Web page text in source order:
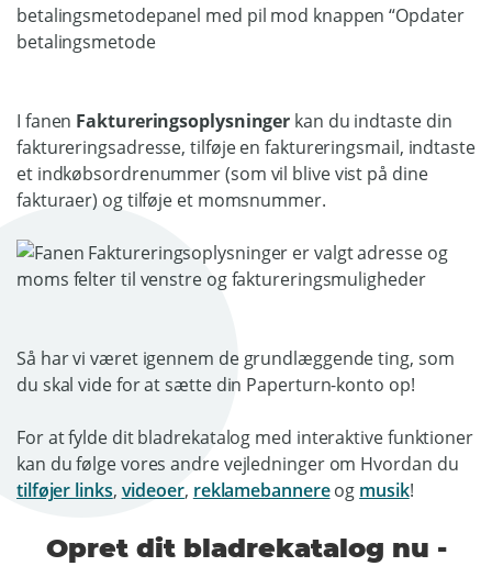
I fanen Faktureringsoplysninger kan du indtaste din
faktureringsadresse, tilføje en faktureringsmail, indtaste
et indkøbsordrenummer (som vil blive vist på dine
fakturaer) og tilføje et momsnummer.
Så har vi været igennem de grundlæggende ting, som
du skal vide for at sætte din Paperturn-konto op!
For at fylde dit bladrekatalog med interaktive funktioner
kan du følge vores andre vejledninger om Hvordan du
tilføjer links, videoer, reklamebannereog musik!
Opret dit bladrekatalog nu -